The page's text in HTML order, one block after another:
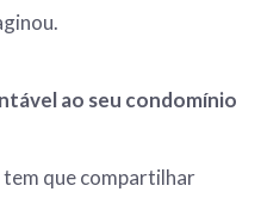
ao seu condomínio
que compartilhar